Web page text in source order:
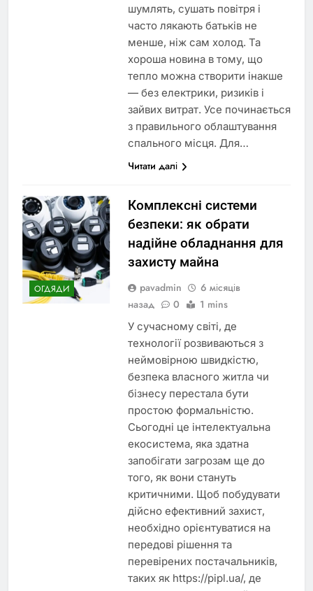
шумлять, сушать повітря і
часто лякають батьків не
менше, ніж сам холод. Та
хороша новина в тому, що
тепло можна створити інакше
— без електрики, ризиків і
зайвих витрат. Усе починається
з правильного облаштування
спального місця. Для…
Читати далі
ОГДЯДИ
Комплексні системи
безпеки: як обрати
надійне обладнання для
захисту майна
pavadmin
6 місяців
назад
0 1 mins
У сучасному світі, де
технології розвиваються з
неймовірною швидкістю,
безпека власного житла чи
бізнесу перестала бути
простою формальністю.
Сьогодні це інтелектуальна
екосистема, яка здатна
запобігати загрозам ще до
того, як вони стануть
критичними. Щоб побудувати
дійсно ефективний захист,
необхідно орієнтуватися на
передові рішення та
перевірених постачальників,
таких як https://pipl.ua/, де